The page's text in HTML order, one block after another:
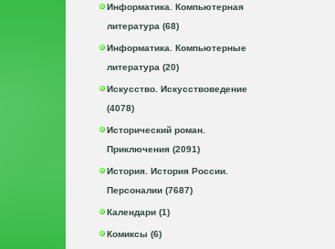
Информатика. Компьютерная
литература (68)
Информатика. Компьютерные
литература (20)
Искусство. Искусствоведение
(4078)
Исторический роман.
Приключения (2091)
История. История России.
Персоналии (7687)
Календари (1)
Комиксы (6)